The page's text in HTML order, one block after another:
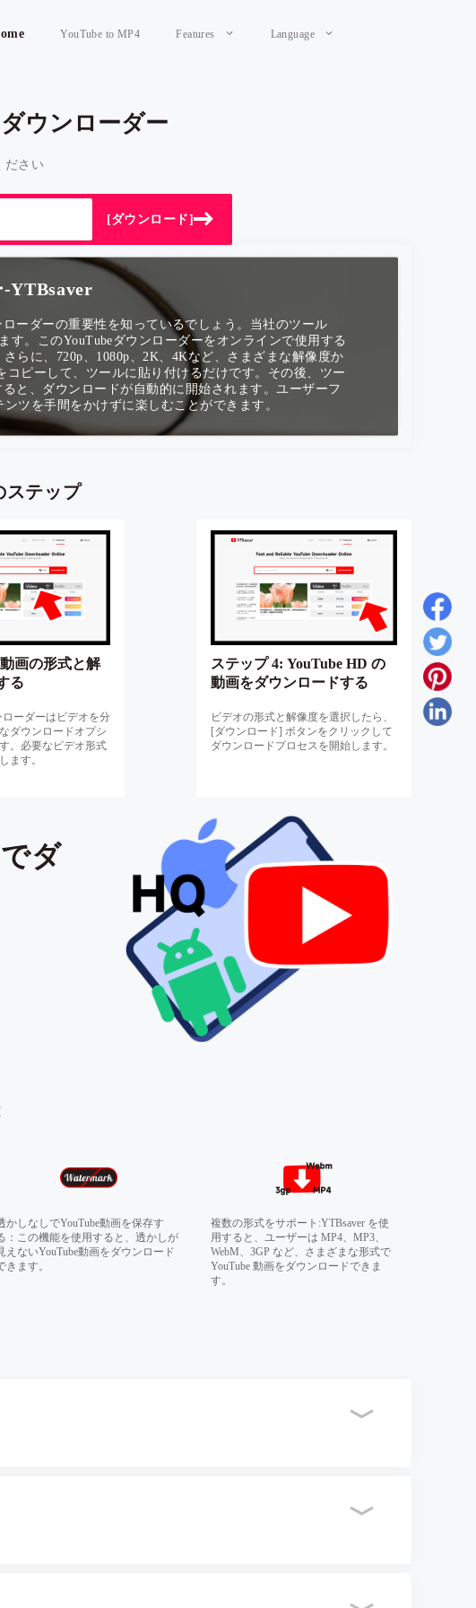
YouTube to MP4 Features Language
ウンローダー
ださい
[ダウンロード]
-YTBsaver
ーダーの重要性を知っているでしょう。当社のツール
。このYouTubeダウンローダーをオンラインで使用する
らに、720p、1080p、2K、4Kなど、さまざまな解像度か
ピーして、ツールに貼り付けるだけです。その後、ツー
と、ダウンロードが自動的に開始されます。ユーザーフ
ツを手間をかけずに楽しむことができます。
ステップ
画の形式と解
る
ーダーはビデオを分
ダウンロードオプシ
。必要なビデオ形式
ます。
ステップ 4: YouTube HD の
動画をダウンロードする
ビデオの形式と解像度を選択したら、
[ダウンロード] ボタンをクリックして
ダウンロードプロセスを開始します。
ダ
かしなしでYouTube動画を保存す
：この機能を使用すると、透かしが
えないYouTube動画をダウンロード
きます。
複数の形式をサポート:YTBsaver を使
用すると、ユーザーは MP4、MP3、
WebM、3GP など、さまざまな形式で
YouTube 動画をダウンロードできま
す。